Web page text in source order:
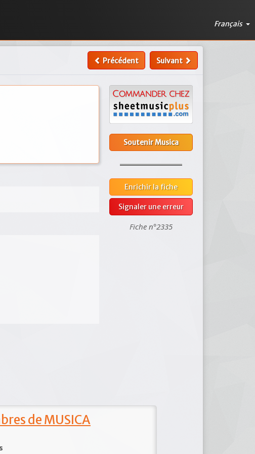
Français
Précédent Suivant
Soutenir Musica
Enrichir la fiche
Signaler une erreur
Fiche n°2335
de MUSICA